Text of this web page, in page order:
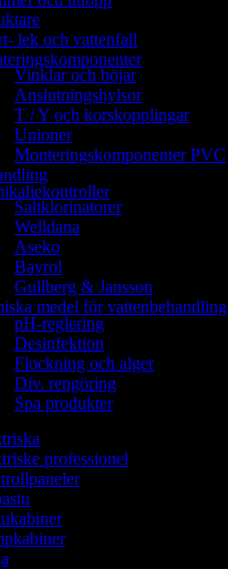
lek och vattenfall
Vinklar och böjar
Anslutningshylsor
T / Y och korskopplingar
Unioner
Monteringskomponenter PVC
Saltklorinatorer
Welldana
Aseko
Bayrol
Gullberg & Jansson
medel för vattenbehandling
pH-reglering
Desinfektion
Flockning och alger
Div. rengöring
Spa produkter
professionel